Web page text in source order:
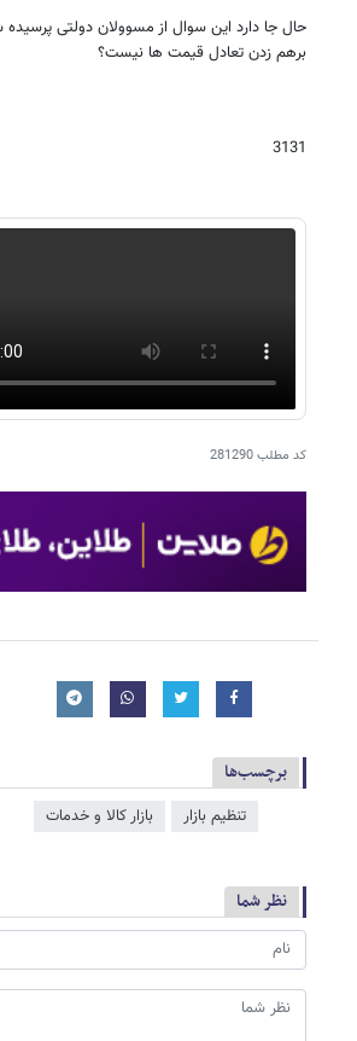
حال جا دارد این سوال از مسوولان دولتی پرسیده
برهم زدن تعادل قیمت ها نیست؟
3131
کد مطلب281290
برچسب‌ها
تنظیم بازار بازار کالا و خدمات
نظر شما